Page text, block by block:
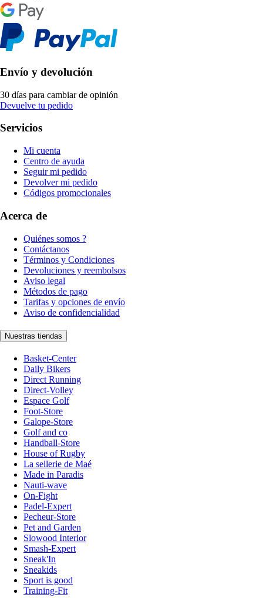
Envío y devolución
30 días para cambiar de opinión
Devuelve tu pedido
Servicios
Mi cuenta
Centro de ayuda
Seguir mi pedido
Devolver mi pedido
Códigos promocionales
Acerca de
Quiénes somos ?
Contáctanos
Términos y Condiciones
Devoluciones y reembolsos
Aviso legal
Métodos de pago
Tarifas y opciones de envío
Aviso de confidencialidad
Nuestras tiendas
Basket-Center
Daily Bikers
Direct Running
Direct-Volley
Espace Golf
Foot-Store
Galope-Store
Golf and co
Handball-Store
House of Rugby
La sellerie de Maé
Made in Paradis
Nauti-wave
On-Fight
Padel-Expert
Pecheur-Store
Pet and Garden
Slowood Interior
Smash-Expert
Sneak'In
Sneakids
Sport is good
Training-Fit